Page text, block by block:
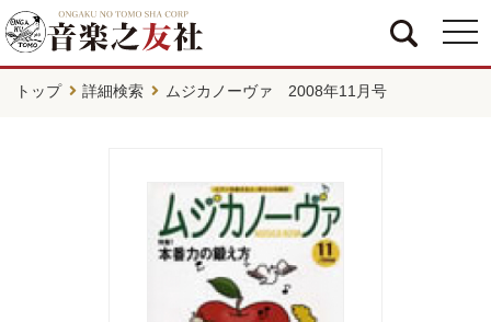
トップ 詳細検索 ムジカノーヴァ 2008年11月号